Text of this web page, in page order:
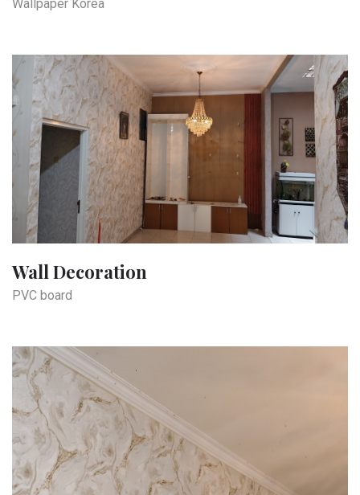
Wallpaper Korea
Wall Decoration
PVC board